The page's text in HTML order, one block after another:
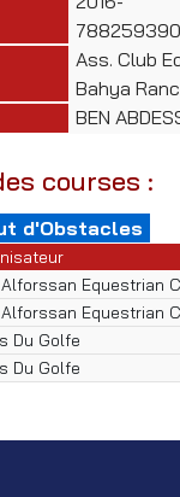
Ass. Club
Bahya
BEN
courses :
d'Obstacles
Equestrian
Equestrian
Du Golfe
Du Golfe